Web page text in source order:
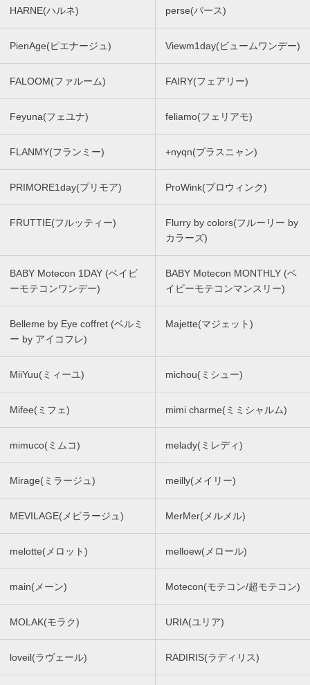
HARNE(ハルネ) perse(パース)
PienAge(ピエナージュ) Viewm1day(ビュームワンデー)
FALOOM(ファルーム) FAIRY(フェアリー)
Feyuna(フェユナ) feliamo(フェリアモ)
FLANMY(フランミー) +nyqn(プラスニャン)
PRIMORE1day(プリモア) ProWink(プロウィンク)
FRUTTIE(フルッティー)
Flurry by colors(フルーリー by
カラーズ)
BABY Motecon 1DAY (ベイビ
ーモテコンワンデー)
BABY Motecon MONTHLY (ベ
イビーモテコンマンスリー)
Belleme by Eye coffret (ベルミ
ー by アイコフレ)
Majette(マジェット)
MiiYuu(ミィーユ) michou(ミシュー)
Mifee(ミフェ) mimi charme(ミミシャルム)
mimuco(ミムコ) melady(ミレディ)
Mirage(ミラージュ) meilly(メイリー)
MEVILAGE(メビラージュ) MerMer(メルメル)
melotte(メロット) melloew(メロール)
main(メーン) Motecon(モテコン/超モテコン)
MOLAK(モラク) URIA(ユリア)
loveil(ラヴェール) RADIRIS(ラディリス)